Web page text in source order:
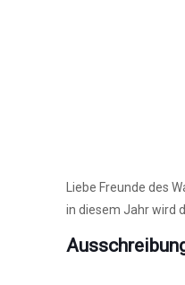
Liebe Freunde des
in diesem Jahr wird